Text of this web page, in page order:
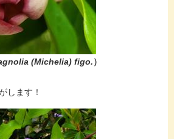
(Michelia) figo.）
します​！